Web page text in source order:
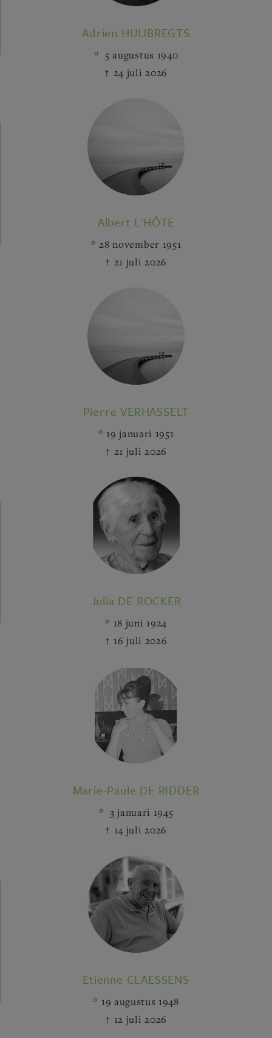
Adrien HUIJBREGTS
5 augustus 1940
24 juli 2026
Albert L'HÔTE
28 november 1951
21 juli 2026
Pierre VERHASSELT
19 januari 1951
21 juli 2026
Julia DE ROCKER
18 juni 1924
16 juli 2026
Marie-Paule DE RIDDER
3 januari 1945
14 juli 2026
Etienne CLAESSENS
19 augustus 1948
12 juli 2026